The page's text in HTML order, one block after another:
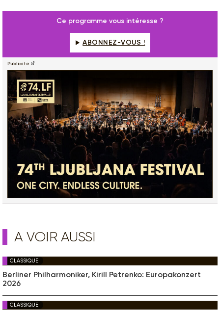
Ce programme vous intéresse ?
ABONNEZ-VOUS !
Publicité
A VOIR AUSSI
CLASSIQUE
Berliner Philharmoniker, Kirill Petrenko: Europakonzert
2026
CLASSIQUE